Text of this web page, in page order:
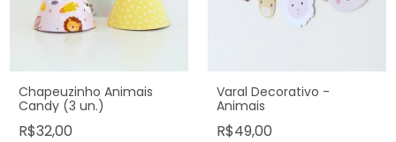
Chapeuzinho Animais
Candy (3 un.)
R$32,00
Varal Decorativo -
Animais
R$49,00